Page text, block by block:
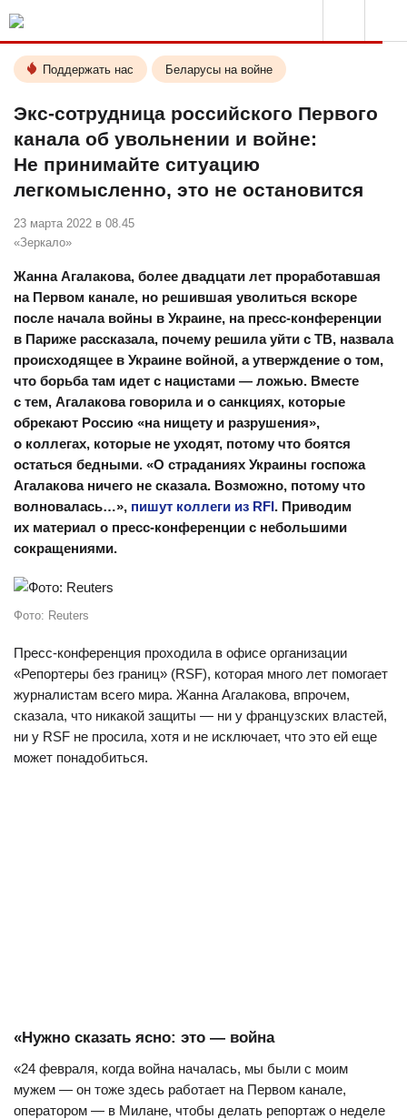
Поддержать нас Беларусы на войне
Экс-сотрудница российского Первого
канала об увольнении и войне:
Не принимайте ситуацию
легкомысленно, это не остановится
23 марта 2022 в 08.45
«Зеркало»
Жанна Агалакова, более двадцати лет проработавшая
на Первом канале, но решившая уволиться вскоре
после начала войны в Украине, на пресс-конференции
в Париже рассказала, почему решила уйти с ТВ, назвала
происходящее в Украине войной, а утверждение о том,
что борьба там идет с нацистами — ложью. Вместе
с тем, Агалакова говорила и о санкциях, которые
обрекают Россию «на нищету и разрушения»,
о коллегах, которые не уходят, потому что боятся
остаться бедными. «О страданиях Украины госпожа
Агалакова ничего не сказала. Возможно, потому что
волновалась…», пишут коллеги из RFI. Приводим
их материал о пресс-конференции с небольшими
сокращениями.
Фото: Reuters
Пресс-конференция проходила в офисе организации
«Репортеры без границ» (RSF), которая много лет помогает
журналистам всего мира. Жанна Агалакова, впрочем,
сказала, что никакой защиты — ни у французских властей,
ни у RSF не просила, хотя и не исключает, что это ей еще
может понадобиться.
«Нужно сказать ясно: это — война
«24 февраля, когда война началась, мы были с моим
мужем — он тоже здесь работает на Первом канале,
оператором — в Милане, чтобы делать репортаж о неделе